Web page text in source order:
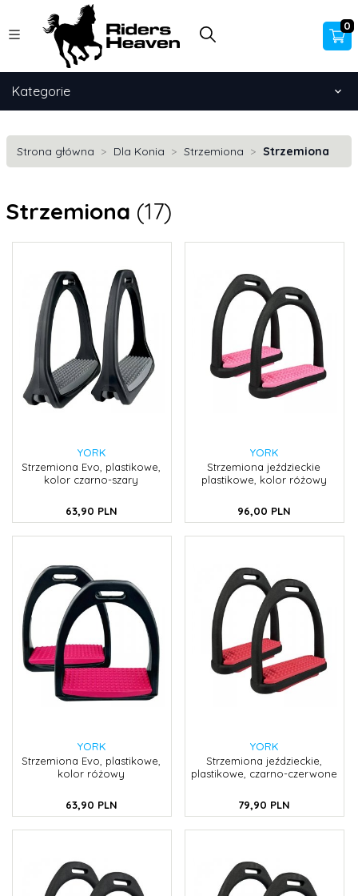
0
Kategorie
Strona główna Dla Konia Strzemiona Strzemiona
Strzemiona (17)
YORK
Strzemiona Evo, plastikowe,
kolor czarno-szary
63,90 PLN
YORK
Strzemiona jeździeckie
plastikowe, kolor różowy
96,00 PLN
YORK
Strzemiona Evo, plastikowe,
kolor różowy
63,90 PLN
YORK
Strzemiona jeździeckie,
plastikowe, czarno-czerwone
79,90 PLN